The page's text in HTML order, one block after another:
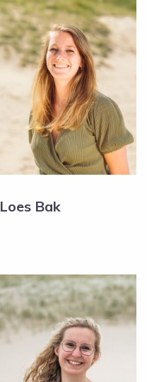
Loes Bak